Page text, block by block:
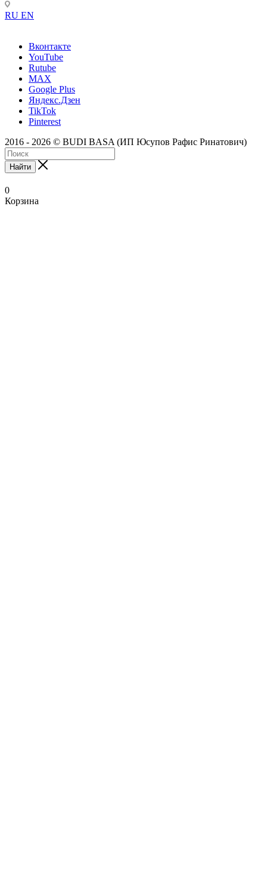
RU EN
Вконтакте
YouTube
Rutube
MAX
Google Plus
Яндекс.Дзен
TikTok
Pinterest
2016 - 2026 © BUDI BASA (ИП Юсупов Рафис Ринатович)
Найти
0
Корзина